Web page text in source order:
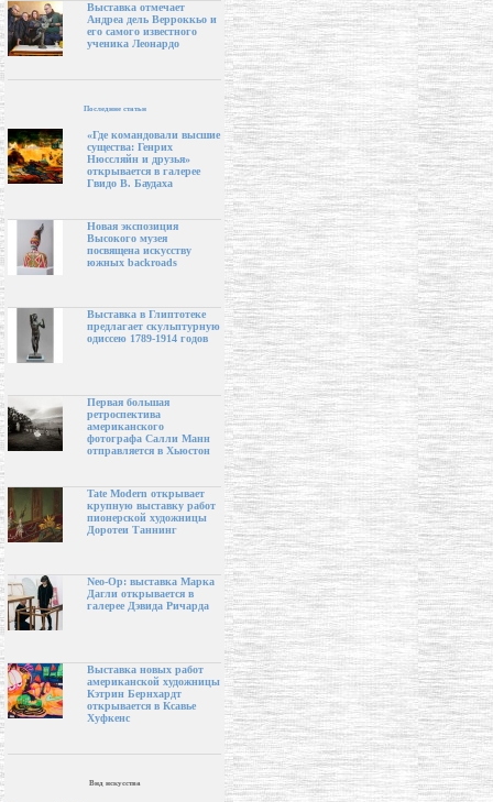
Выставка отмечает
Андреа дель Верроккьо и
его самого известного
ученика Леонардо
Последние статьи
«Где командовали высшие
существа: Генрих
Нюссляйн и друзья»
открывается в галерее
Гвидо В. Баудаха
Новая экспозиция
Высокого музея
посвящена искусству
южных backroads
Выставка в Глиптотеке
предлагает скульптурную
одиссею 1789-1914 годов
Первая большая
ретроспектива
американского
фотографа Салли Манн
отправляется в Хьюстон
Tate Modern открывает
крупную выставку работ
пионерской художницы
Доротеи Таннинг
Neo-Op: выставка Марка
Дагли открывается в
галерее Дэвида Ричарда
Выставка новых работ
американской художницы
Кэтрин Бернхардт
открывается в Ксавье
Хуфкенс
Вид искусства